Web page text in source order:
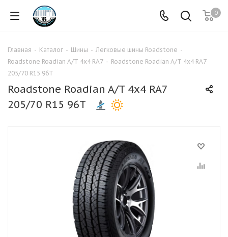
0
Главная - Каталог - Шины - Легковые шины Roadstone -
Roadstone Roadian A/T 4x4 RA7 - Roadstone Roadian A/T 4x4 RA7
205/70 R15 96T
Roadstone Roadian A/T 4x4 RA7
205/70 R15 96T